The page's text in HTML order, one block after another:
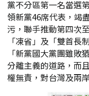
黨不分區第一名當選
領新黨46席代表，竭
污，聯手推動第四次
「凍省」及「雙首長
「新黨國大黨團雖敗
分離主義的道路，而
權無責，對台灣及兩